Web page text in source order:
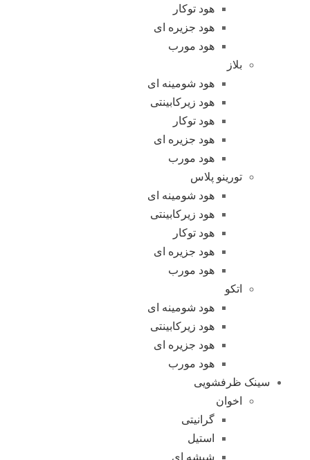
هود توکار
هود جزیره ای
هود مورب
بلاز
هود شومینه ای
هود زیرکابینتی
هود توکار
هود جزیره ای
هود مورب
تورینو پلاس
هود شومینه ای
هود زیرکابینتی
هود توکار
هود جزیره ای
هود مورب
اتکو
هود شومینه ای
هود زیرکابینتی
هود جزیره ای
هود مورب
سینک ظرفشویی
اخوان
گرانیتی
استیل
شیشه ای